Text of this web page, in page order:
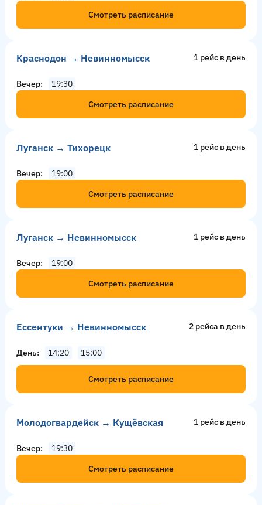
Смотреть расписание
Краснодон → Невинномысск 1 рейс в день
Вечер
19:30
Смотреть расписание
Луганск → Тихорецк 1 рейс в день
Вечер
19:00
Смотреть расписание
Луганск → Невинномысск 1 рейс в день
Вечер
19:00
Смотреть расписание
Ессентуки → Невинномысск 2 рейсa в день
День 14:20 15:00
Смотреть расписание
Молодогвардейск → Кущёвская 1 рейс в день
Вечер
19:30
Смотреть расписание